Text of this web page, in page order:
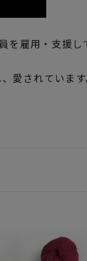
雇用・支援し
愛されています